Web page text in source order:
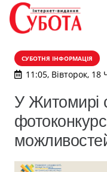
СУБОТНЯ ІНФОРМАЦІЯ
11:05, Вівторок, 18
У Житомирі